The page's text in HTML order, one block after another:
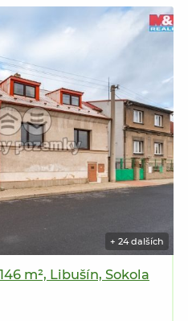
+ 24 dalších
m², Libušín, Sokola